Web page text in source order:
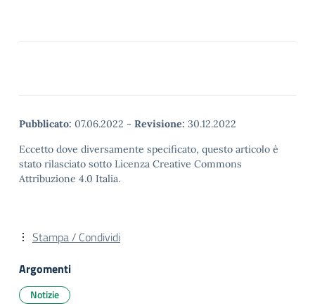
Pubblicato: 07.06.2022 - Revisione: 30.12.2022
Eccetto dove diversamente specificato, questo articolo è
stato rilasciato sotto Licenza Creative Commons
Attribuzione 4.0 Italia.
Stampa / Condividi
Argomenti
Notizie